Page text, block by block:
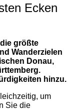
Ecken
größte
Wanderzielen
Donau,
hinzu.
um
Sie die